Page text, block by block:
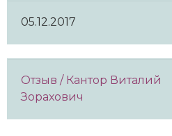
05.12.2017
Отзыв / Кантор Виталий
Зорахович